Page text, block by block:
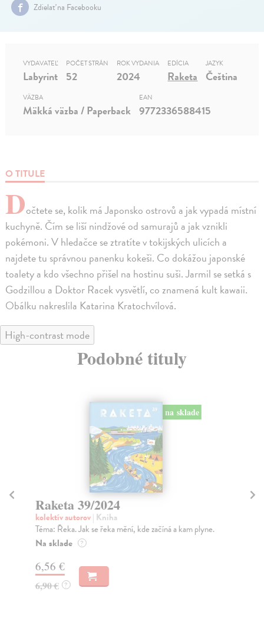
Zdielať na Facebooku
O TITULE
Dočtete se, kolik má Japonsko ostrovů a jak vypadá místní
kuchyně. Čím se liší nindžové od samurajů a jak vznikli
pokémoni. V hledačce se ztratíte v tokijských ulicích a
najdete tu správnou panenku kokeši. Co dokážou japonské
toalety a kdo všechno přišel na hostinu suši. Jarmil se setká s
Godzillou a Doktor Racek vysvětlí, co znamená kult kawaii.
Obálku nakreslila Katarina Kratochvílová.
VYDAVATEĽ
Labyrint
POČET STRÁN
52
ROK VYDANIA
2024
EDÍCIA
Raketa
JAZYK
Čeština
VÄZBA
Mäkká väzba / Paperback
EAN
9772336588415
High-contrast mode
Podobné tituly
na sklade
Raketa 39/2024
kolektív autorov| Kniha
Téma: Řeka. Jak se řeka mění, kde začíná a kam plyne.
Na sklade ?
6,56 €
6,90 € ?